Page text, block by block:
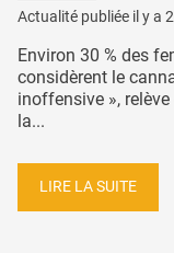
Actualité publiée il y a
Environ 30 % des
considèrent le
inoffensive »,
la...
LIRE LA SUITE